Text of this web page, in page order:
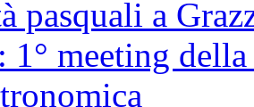
pasquali a
1° meeting